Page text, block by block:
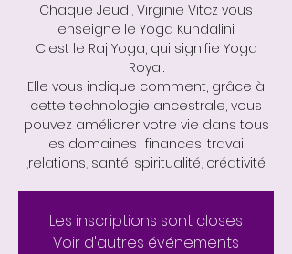
Chaque Jeudi, Virginie Vitcz vous
enseigne le Yoga Kundalini.
C'est le Raj Yoga, qui signifie Yoga
Royal.
Elle vous indique comment, grâce à
cette technologie ancestrale, vous
pouvez améliorer votre vie dans tous
les domaines : finances, travail
,relations, santé, spiritualité, créativité
Les inscriptions sont closes
Voir d'autres événements